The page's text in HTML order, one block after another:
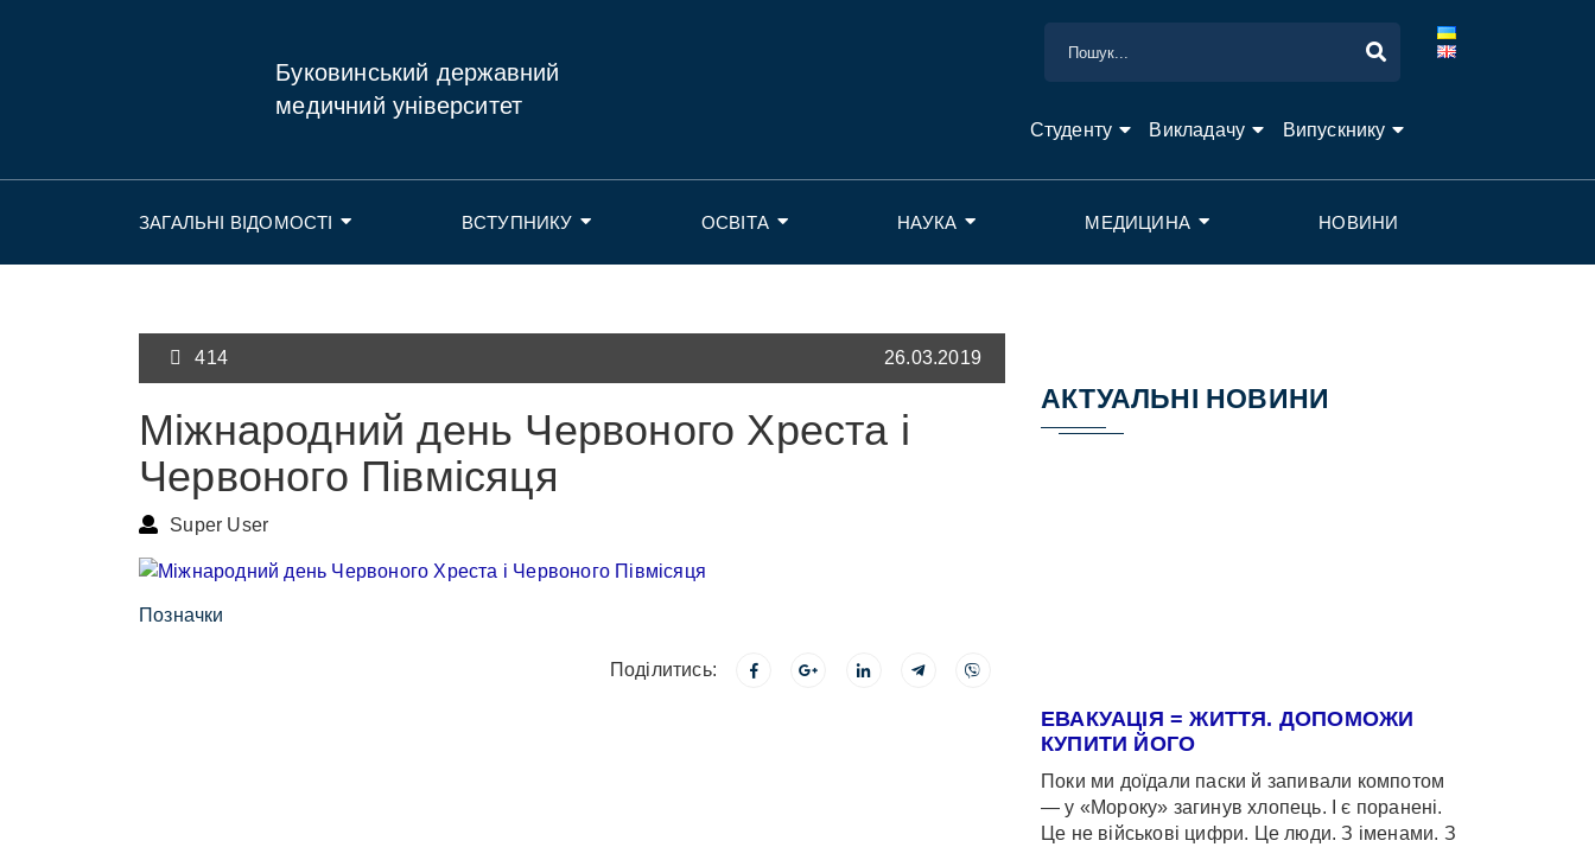
Буковинський державний
медичний університет
Студенту Викладачу Випускнику
ЗАГАЛЬНІ ВІДОМОСТІ ВСТУПНИКУ ОСВІТА НАУКА МЕДИЦИНА НОВИНИ
414 26.03.2019
Міжнародний день Червоного Хреста і
Червоного Півмісяця
Super User
Позначки
Поділитись:
АКТУАЛЬНІ НОВИНИ
ЕВАКУАЦІЯ = ЖИТТЯ. ДОПОМОЖИ
КУПИТИ ЙОГО
Поки ми доїдали паски й запивали компотом
— у «Мороку» загинув хлопець. І є поранені.
Це не військові цифри. Це люди. З іменами. З